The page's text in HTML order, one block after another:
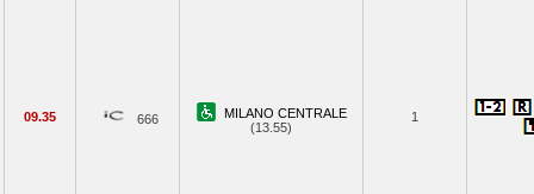
09.35 666
MILANO CENTRALE
(13.55)
1